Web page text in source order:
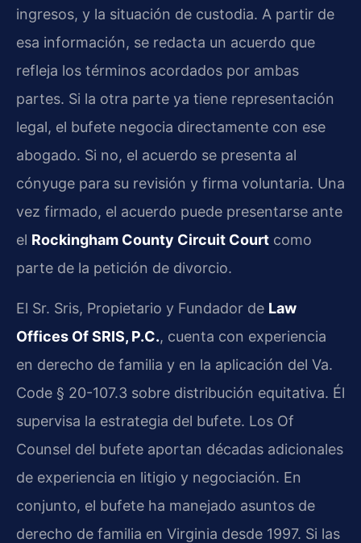
ingresos, y la situación de custodia. A partir de
esa información, se redacta un acuerdo que
refleja los términos acordados por ambas
partes. Si la otra parte ya tiene representación
legal, el bufete negocia directamente con ese
abogado. Si no, el acuerdo se presenta al
cónyuge para su revisión y firma voluntaria. Una
vez firmado, el acuerdo puede presentarse ante
el Rockingham County Circuit Court como
parte de la petición de divorcio.
El Sr. Sris, Propietario y Fundador de Law
Offices Of SRIS, P.C., cuenta con experiencia
en derecho de familia y en la aplicación del Va.
Code § 20-107.3 sobre distribución equitativa. Él
supervisa la estrategia del bufete. Los Of
Counsel del bufete aportan décadas adicionales
de experiencia en litigio y negociación. En
conjunto, el bufete ha manejado asuntos de
derecho de familia en Virginia desde 1997. Si las